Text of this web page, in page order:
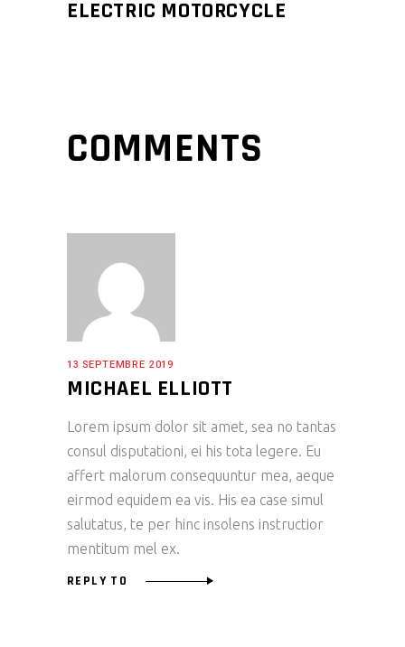
ELECTRIC MOTORCYCLE
COMMENTS
13 SEPTEMBRE 2019
MICHAEL ELLIOTT
Lorem ipsum dolor sit amet, sea no tantas
consul disputationi, ei his tota legere. Eu
affert malorum consequuntur mea, aeque
eirmod equidem ea vis. His ea case simul
salutatus, te per hinc insolens instructior
mentitum mel ex.
REPLY TO